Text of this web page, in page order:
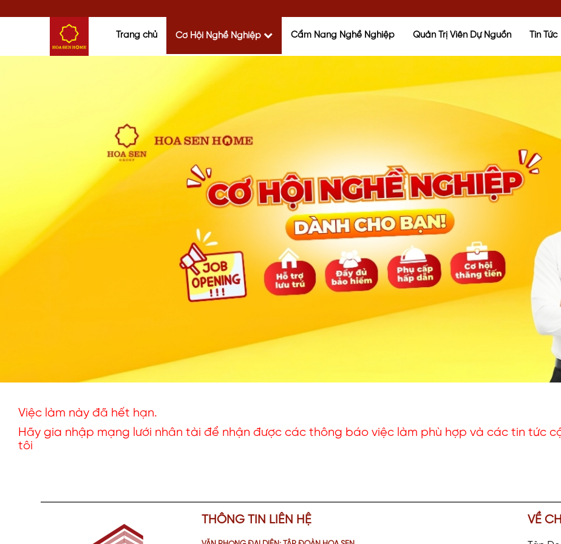
Trang chủ Cơ Hội Nghề Nghiệp Cẩm Nang Nghề Nghiệp Quản Trị Viên Dự Nguồn Tin Tức
Việc làm này đã hết hạn.
Hãy gia nhập mạng lưới nhân tài để nhận được các thông báo việc làm phù hợp và các tin tức
tôi
THÔNG TIN LIÊN HỆ VỀ